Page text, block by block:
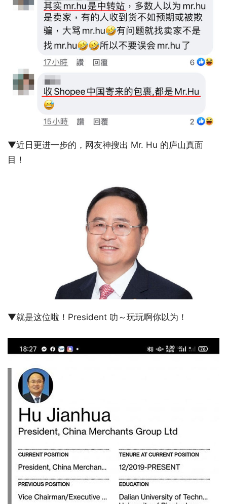
▼近日更进一步的，网友神搜出 Mr. Hu 的庐山真面
目！
▼就是这位啦！President 叻～玩玩啊你以为！